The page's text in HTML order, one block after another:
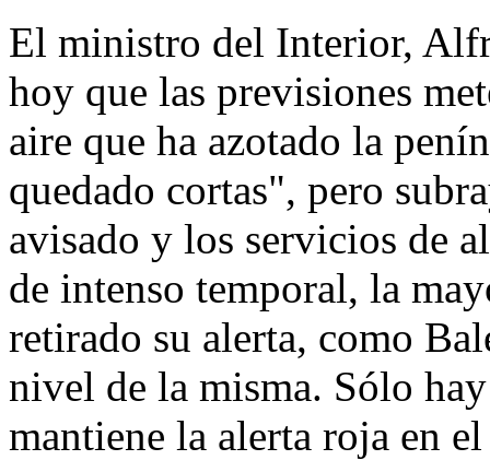
El ministro del Interior,
hoy que las previsiones
aire que ha azotado la
quedado cortas", pero
avisado y los servicios de
de intenso temporal, la
retirado su alerta, como
nivel de la misma. Sólo
mantiene la alerta roja en